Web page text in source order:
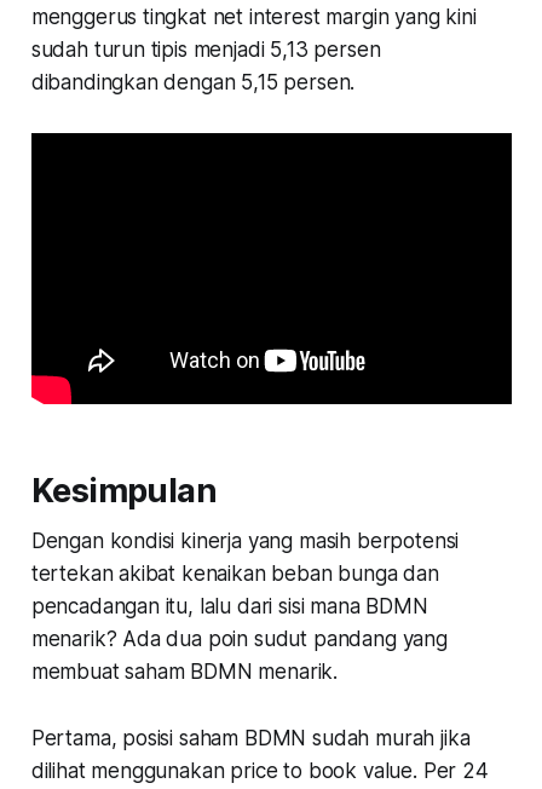
menggerus tingkat net interest margin yang kini
sudah turun tipis menjadi 5,13 persen
dibandingkan dengan 5,15 persen.
Kesimpulan
Dengan kondisi kinerja yang masih berpotensi
tertekan akibat kenaikan beban bunga dan
pencadangan itu, lalu dari sisi mana BDMN
menarik? Ada dua poin sudut pandang yang
membuat saham BDMN menarik.
Pertama, posisi saham BDMN sudah murah jika
dilihat menggunakan price to book value. Per 24